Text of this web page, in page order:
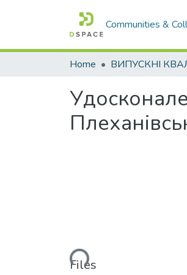
Communities &
Home
Loading...
Files